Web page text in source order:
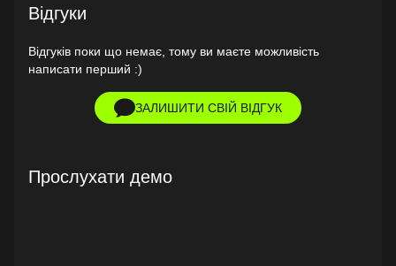
Відгуки
Відгуків поки що немає, тому ви маєте можливість
написати перший :)
ЗАЛИШИТИ СВІЙ ВІДГУК
Прослухати демо